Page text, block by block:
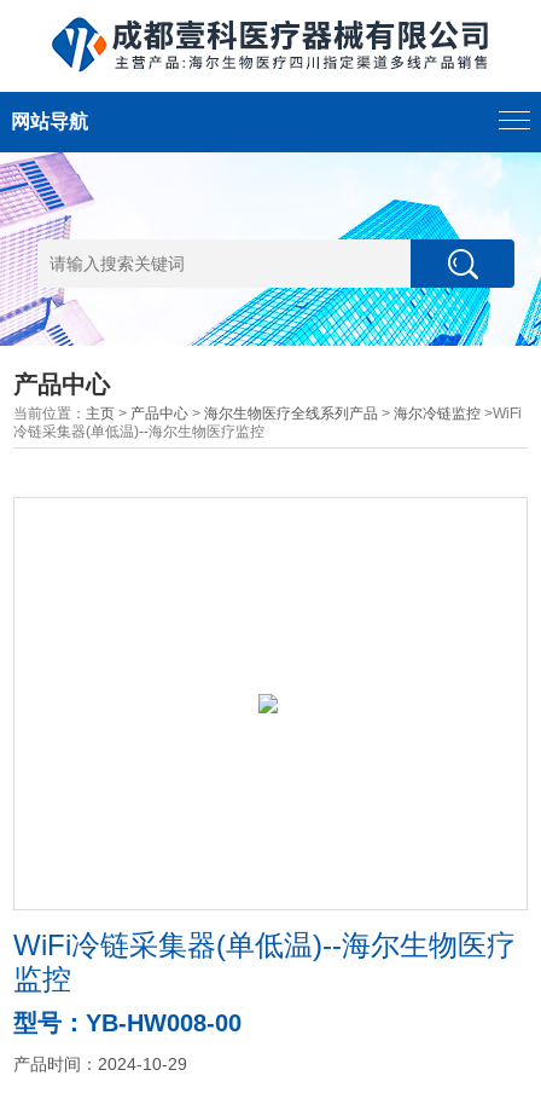
网站导航
产品中心
当前位置： 主页 > 产品中心 >海尔生物医疗全线系列产品 >海尔冷链监控 >WiFi
冷链采集器(单低温)--海尔生物医疗监控
WiFi冷链采集器(单低温)--海尔生物医疗
监控
型号：YB-HW008-00
产品时间：2024-10-29